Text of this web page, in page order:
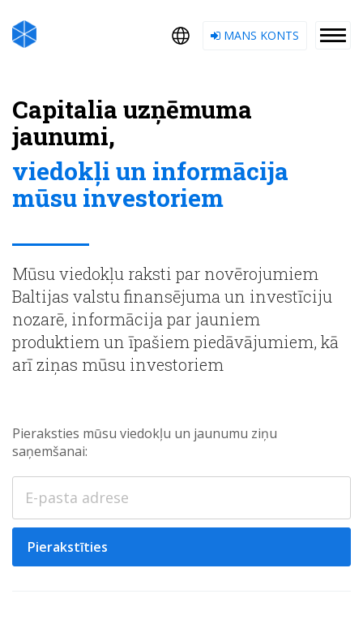
MANS KONTS
Capitalia uzņēmuma
jaunumi,
viedokļi un informācija
mūsu investoriem
Mūsu viedokļu raksti par novērojumiem
Baltijas valstu finansējuma un investīciju
nozarē, informācija par jauniem
produktiem un īpašiem piedāvājumiem, kā
arī ziņas mūsu investoriem
Pieraksties mūsu viedokļu un jaunumu ziņu
saņemšanai:
Pierakstīties